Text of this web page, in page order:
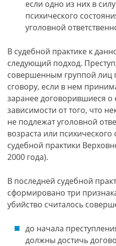
если одно из них в
психического
уголовной
В судебной практике к
следующий подход.
совершенным группой лиц
сговору, если в нем
заранее договорившиеся
зависимости от того, что
не подлежат уголовной
возраста или
судебной практики
2000 года).
В последней судебной
сформировано три
убийство считалось
до начала
должны достичь